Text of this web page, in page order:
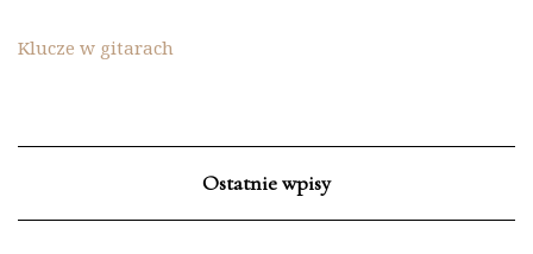
Klucze w gitarach
Ostatnie wpisy